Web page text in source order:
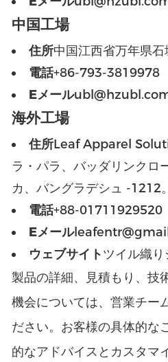
中国工場
住所中国江西省万年県
電話+86-793-3819978
Eメール
海外工場
住所Leaf Apparel
ラ・パラ、バッダリンクロ
カ、バングラデシュ -1212。
電話+88-01711929520
Eメール
ウェブサイトツイル織
製品の詳細、見積もり、技
機会については、営業チー
ださい。お客様の具体的な
的なアドバイスとカスタマ